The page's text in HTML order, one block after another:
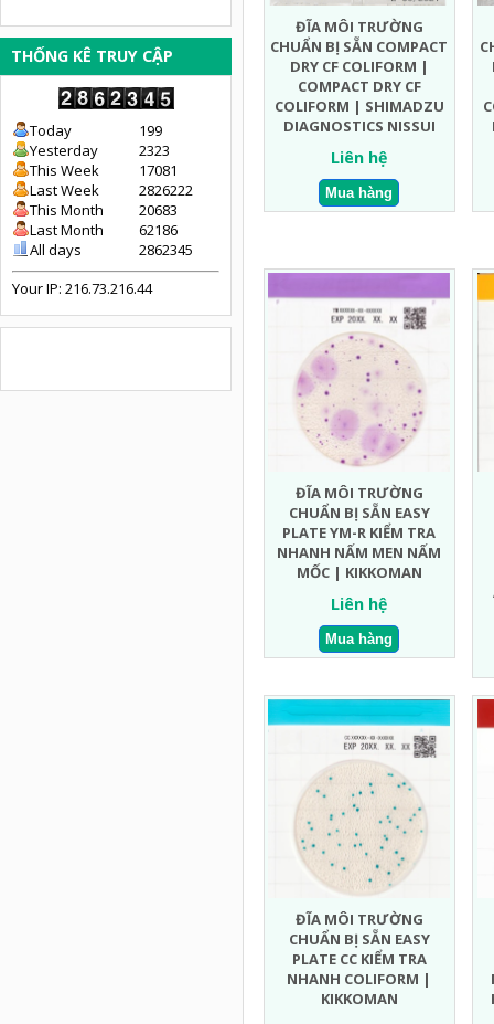
THỐNG KÊ TRUY CẬP
Today
199
Yesterday
2323
This Week
17081
Last Week
2826222
This Month
20683
Last Month
62186
All days
2862345
Your IP: 216.73.216.44
ĐĨA MÔI TRƯỜNG
CHUẨN BỊ SẴN COMPACT
DRY CF COLIFORM |
COMPACT DRY CF
COLIFORM | SHIMADZU
DIAGNOSTICS NISSUI
Liên hệ
ĐĨA MÔI TRƯỜNG
CHUẨN BỊ SẴN EASY
PLATE YM-R KIỂM TRA
NHANH NẤM MEN NẤM
MỐC | KIKKOMAN
Liên hệ
ĐĨA MÔI TRƯỜNG
CHUẨN BỊ SẴN EASY
PLATE CC KIỂM TRA
NHANH COLIFORM |
KIKKOMAN